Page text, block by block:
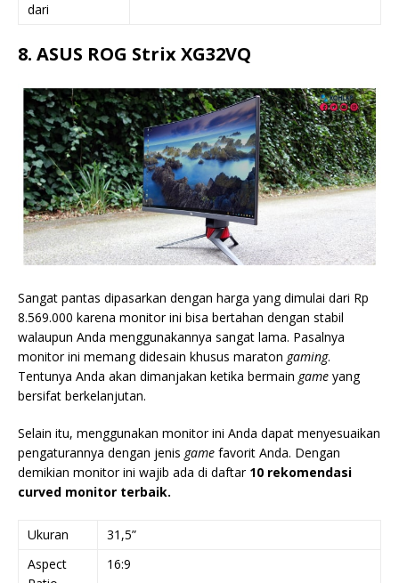
dari
8. ASUS ROG Strix XG32VQ
Sangat pantas dipasarkan dengan harga yang dimulai dari Rp
8.569.000 karena monitor ini bisa bertahan dengan stabil
walaupun Anda menggunakannya sangat lama. Pasalnya
monitor ini memang didesain khusus maraton gaming.
Tentunya Anda akan dimanjakan ketika bermain game yang
bersifat berkelanjutan.
Selain itu, menggunakan monitor ini Anda dapat menyesuaikan
pengaturannya dengan jenis game favorit Anda. Dengan
demikian monitor ini wajib ada di daftar 10 rekomendasi
curved monitor terbaik.
Ukuran
31,5”
Aspect
16:9